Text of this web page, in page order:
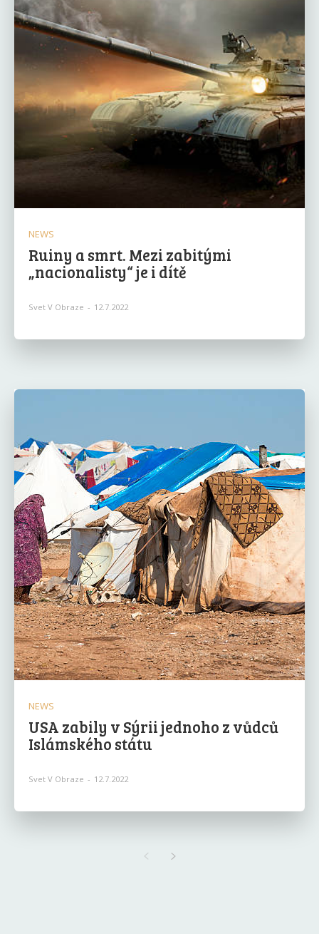
NEWS
Ruiny a smrt. Mezi zabitými
„nacionalisty“ je i dítě
Svet V Obraze - 12.7.2022
NEWS
USA zabily v Sýrii jednoho z vůdců
Islámského státu
Svet V Obraze - 12.7.2022